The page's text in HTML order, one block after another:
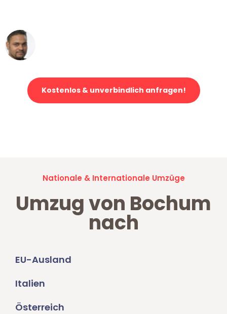
Kostenlos & unverbindlich anfragen!
Nationale & Internationale Umzüge
Umzug von Bochum
nach
EU-Ausland
Italien
Österreich